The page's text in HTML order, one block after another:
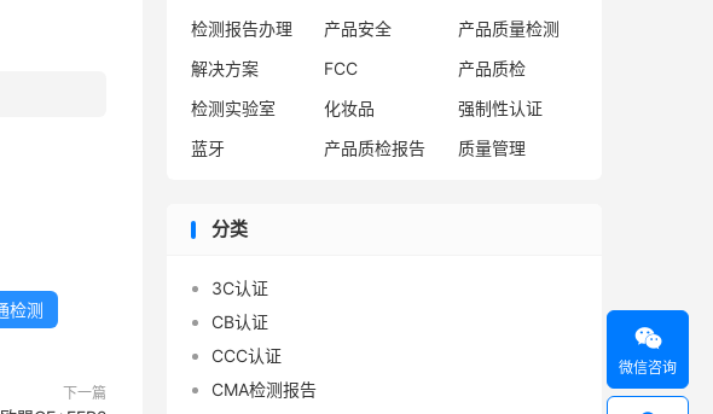
检测
下一篇
检测报告办理
产品安全
产品质量检测
解决方案
FCC
产品质检
检测实验室
化妆品
强制性认证
蓝牙
产品质检报告 质量管理
分类
3C认证
CB认证
CCC认证
CMA检测报告

微信咨询